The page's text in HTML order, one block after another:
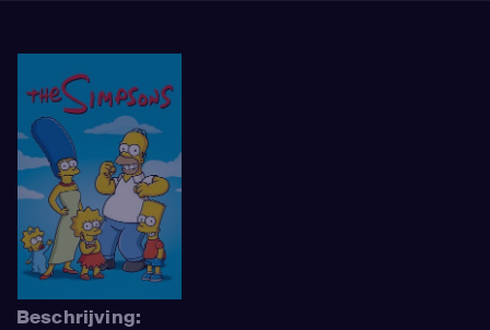
Beschrijving: